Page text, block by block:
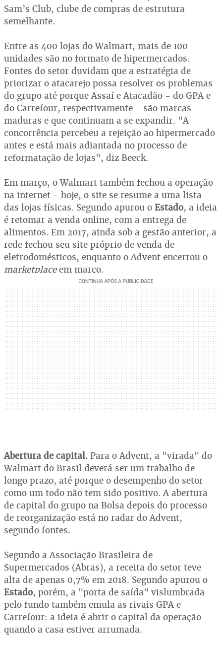
Sam’s Club, clube de compras de estrutura
semelhante.
Entre as 400 lojas do Walmart, mais de 100
unidades são no formato de hipermercados.
Fontes do setor duvidam que a estratégia de
priorizar o atacarejo possa resolver os problemas
do grupo até porque Assaí e Atacadão - do GPA e
do Carrefour, respectivamente - são marcas
maduras e que continuam a se expandir. "A
concorrência percebeu a rejeição ao hipermercado
antes e está mais adiantada no processo de
reformatação de lojas", diz Beeck.
Em março, o Walmart também fechou a operação
na internet - hoje, o site se resume a uma lista
das lojas físicas. Segundo apurou o Estado, a ideia
é retomar a venda online, com a entrega de
alimentos. Em 2017, ainda sob a gestão anterior, a
rede fechou seu site próprio de venda de
eletrodomésticos, enquanto o Advent encerrou o
marketplaceem março.
Abertura de capital. Para o Advent, a "virada" do
Walmart do Brasil deverá ser um trabalho de
longo prazo, até porque o desempenho do setor
como um todo não tem sido positivo. A abertura
de capital do grupo na Bolsa depois do processo
de reorganização está no radar do Advent,
segundo fontes.
Segundo a Associação Brasileira de
Supermercados (Abras), a receita do setor teve
alta de apenas 0,7% em 2018. Segundo apurou o
Estado, porém, a "porta de saída" vislumbrada
pelo fundo também emula as rivais GPA e
Carrefour: a ideia é abrir o capital da operação
quando a casa estiver arrumada.